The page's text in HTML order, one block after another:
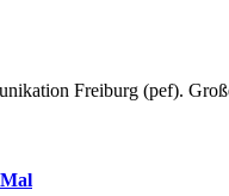
Freiburg (pef).